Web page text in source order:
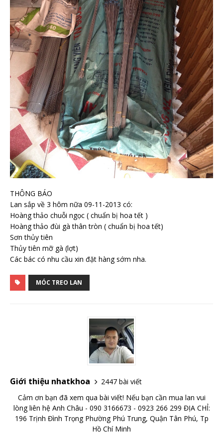
THÔNG BÁO
Lan sắp về 3 hôm nữa 09-11-2013 có:
Hoàng thảo chuỗi ngọc ( chuẩn bị hoa tết )
Hoàng thảo đùi gà thân tròn ( chuẩn bị hoa tết)
Sơn thủy tiên
Thủy tiên mỡ gà (lợt)
Các bác có nhu cầu xin đặt hàng sớm nha.
MÓC TREO LAN
Giới thiệu nhatkhoa
2447 bài viết
Cảm ơn bạn đã xem qua bài viết! Nếu bạn cần mua lan vui
lòng liên hệ Anh Châu - 090 3166673 - 0923 266 299 ĐỊA CHỈ:
196 Trịnh Đình Trọng Phường Phú Trung, Quận Tân Phú, Tp
Hồ Chí Minh